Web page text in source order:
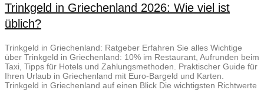
Trinkgeld in Griechenland 2026: Wie viel ist
üblich?
Trinkgeld in Griechenland: Ratgeber Erfahren Sie alles Wichtige
über Trinkgeld in Griechenland: 10% im Restaurant, Aufrunden beim
Taxi, Tipps für Hotels und Zahlungsmethoden. Praktischer Guide für
Ihren Urlaub in Griechenland mit Euro-Bargeld und Karten.
Trinkgeld in Griechenland auf einen Blick Die wichtigsten Richtwerte